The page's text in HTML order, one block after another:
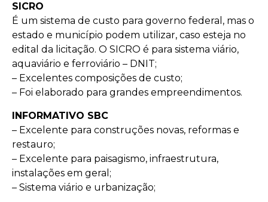
SICRO
É um sistema de custo para governo federal, mas o
estado e município podem utilizar, caso esteja no
edital da licitação. O SICRO é para sistema viário,
aquaviário e ferroviário – DNIT;
– Excelentes composições de custo;
– Foi elaborado para grandes empreendimentos.
INFORMATIVO SBC
– Excelente para construções novas, reformas e
restauro;
– Excelente para paisagismo, infraestrutura,
instalações em geral;
– Sistema viário e urbanização;